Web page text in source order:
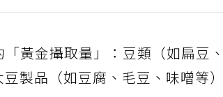
「黃金攝取量」：豆類（如扁豆
製品（如豆腐、毛豆、味噌等